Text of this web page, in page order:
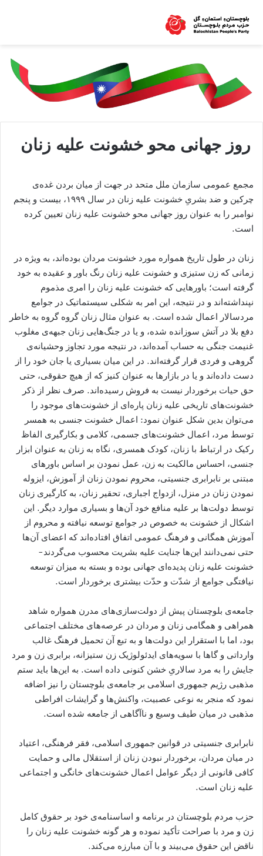
روز جهانی محو خشونت علیه زنان
مجمع عمومی سازمان ملل متحد در جهت از میان بردن غده‌ی
چرکین و ضد بشریِ خشونت علیه زنان در سال ۱۹۹۹، بیست و پنجم
نوامبر را به عنوان روز جهانی محو خشونت علیه زنان تعیین کرده
است.
زنان در طول تاریخ همواره مورد خشونت مردان بوده‌اند، به ویژه در
زمانی که زن ستیزی و خشونت علیه زنان رنگ باور و عقیده به خود
‌گرفته است؛ باورهایی که خشونت علیه زنان را امری مذموم
نپنداشته‌اند و در نتیجه، این امر به شکلی سیستماتیک در جوامع
مردسالار اعمال شده است. به عنوان مثال زنان گروه گروه به خاطر
دفع بلا در آتش سوزانده شده‌، و یا در جنگ‌هایی زنان جبهه‌ی مغلوب
غنیمت جنگی به حساب آمده‌اند، در نتیجه مورد تجاوز وحشیانه‌ی
گروهی و فردی قرار گرفته‌اند. در این میان بسیاری یا جان خود را از
دست داده‌اند و یا در بازارها به عنوان کنیز که از هیچ حقوقی، حتی
حق حیات برخوردار نیست به فروش رسیده‌اند. صرف نظر از ذکر
خشونت‌های تاریخی علیه زنان پاره‌ای از خشونت‌های موجود را
می‌توان بدین شکل عنوان نمود: اعمال خشونت جنسی به همسر
توسط مرد، اعمال خشونت‌های جسمی، کلامی و بکارگیری الفاظ
رکیک در ارتباط با زنان، کودک همسری، نگاه به زنان به عنوان ابزار
جنسی، احساس مالکیت به زن، عمل نمودن بر اساس باورهای
مبتنی بر نابرابری جنسیتی، محروم نمودن زنان از آموزش، ایزوله
نمودن زنان در منزل، ازدواج اجباری، تحقیر زنان، به کارگیری زنان
توسط دولت‌ها بر علیه منافع خود آن‌ها و بسیاری موارد دیگر. این‌
اشکال از خشونت به خصوص در جوامع توسعه نیافته و محروم از
آموزش همگانی و فرهنگ عمومی‌ اتفاق افتاده‌اند که اعضای آن‌ها
حتی نمی‌دانند این‌ها جنایت علیه بشریت محسوب می‌گردند-
خشونت علیه زنان پدیده‌ای جهانی بوده و بسته به میزان توسعه
نیافتگی جوامع از شدّت و حدّت بیشتری برخوردار است.
جامعه‌ی بلوچستان پیش از دولت‌سازی‌های مدرن همواره شاهد
همراهی و همگامی زنان و مردان در عرصه‌های مختلف اجتماعی
بود، اما با استقرار این دولت‌ها و به تبع آن تحمیل فرهنگ غالب
وارداتی و گاها با سویه‌های ایدئولوژیک زن ستیزانه، برابری زن و مرد
جایش را به مرد سالاریِ خشن کنونی داده است. به این‌ها باید ستم
مذهبی رژیم جمهوری اسلامی بر جامعه‌ی بلوچستان را نیز اضافه
نمود که منجر به نوعی عصبیت، واکنش‌ها و گرایشات افراطی
مذهبی در میان طیف وسیع و ناآگاهی از جامعه شده است.
نابرابری جنسیتی در قوانین جمهوری اسلامی، فقر فرهنگی، اعتیاد
در میان مردان، برخوردار نبودن زنان از استقلال مالی و حمایت
کافی قانونی از دیگر عوامل اعمال خشونت‌های خانگی و اجتماعی
علیه زنان است.
حزب مردم بلوچستان در برنامه و اساسنامه‌ی خود بر حقوق کامل
زن و مرد با صراحت تأکید نموده و هر گونه خشونت علیه زنان را
ناقض این حقوق می‌بیند و با آن مبارزه می‌کند.